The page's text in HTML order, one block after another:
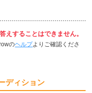
えすることはできません。
のヘルプよりご確認くださ
ディション